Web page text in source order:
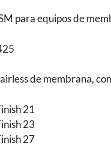
para equipos de
de membrana,
21
23
27